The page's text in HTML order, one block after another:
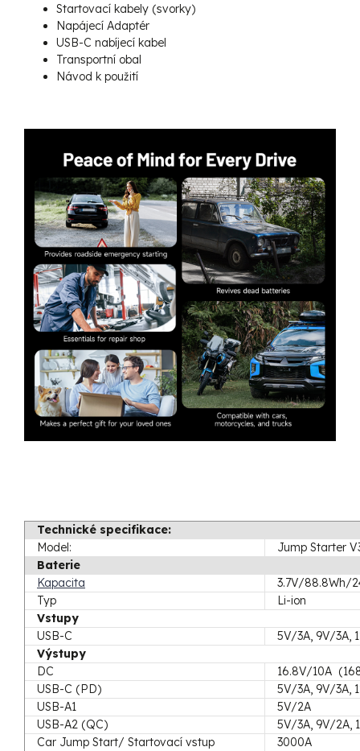
Startovací kabely (svorky)
Napájecí Adaptér
USB-C nabíjecí kabel
Transportní obal
Návod k použití
Technické specifikace:
Model:
Jump Starter
Baterie
Kapacita
3.7V/88.8Wh/
Typ
Li-ion
Vstupy
USB-C
5V/3A, 9V/3A,
Výstupy
DC
16.8V/10A
USB-C (PD)
5V/3A, 9V/3A,
USB-A1
5V/2A
USB-A2 (QC)
5V/3A, 9V/2A,
Car Jump Start/ Startovací vstup
3000A